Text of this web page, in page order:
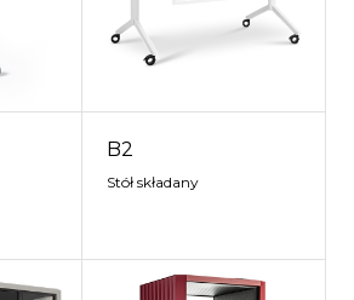
B2
Stół składany